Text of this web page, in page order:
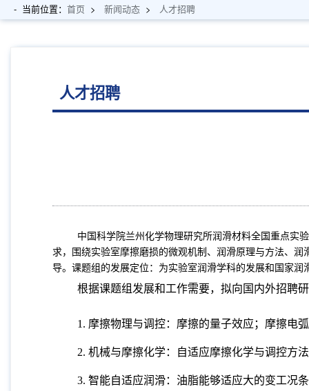
当前位置： 首页 新闻动态 人才招聘
人才招聘
中国科学院兰州化学物理研究所润滑材料全国重点实验
求，围绕实验室摩擦磨损的微观机制、润滑原理与方法、润
导。课题组的发展定位：为实验室润滑学科的发展和国家
根据课题组发展和工作需要，拟向国内外招聘
1. 摩擦物理与调控：摩擦的量子效应；摩擦电
2. 机械与摩擦化学：自适应摩擦化学与调控方
3. 智能自适应润滑：油脂能够适应大的变工况